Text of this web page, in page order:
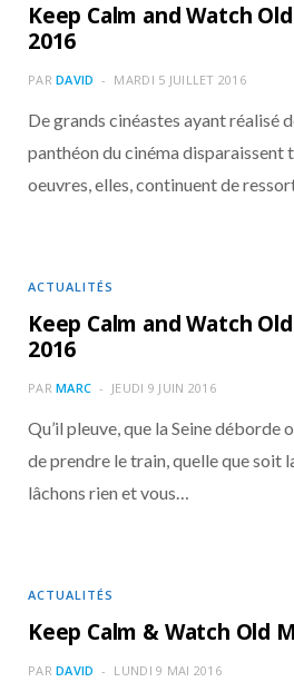
Keep Calm and Watch
2016
PAR DAVID MARDI 5 JUILLET 2016
De grands cinéastes ayant réalisé
panthéon du cinéma disparaissent
oeuvres, elles, continuent de
ACTUALITÉS
Keep Calm and Watch
2016
PAR MARC JEUDI 9 JUIN 2016
Qu’il pleuve, que la Seine déborde
de prendre le train, quelle que soit
lâchons rien et vous…
ACTUALITÉS
Keep Calm & Watch Old
PAR DAVID LUNDI 9 MAI 2016